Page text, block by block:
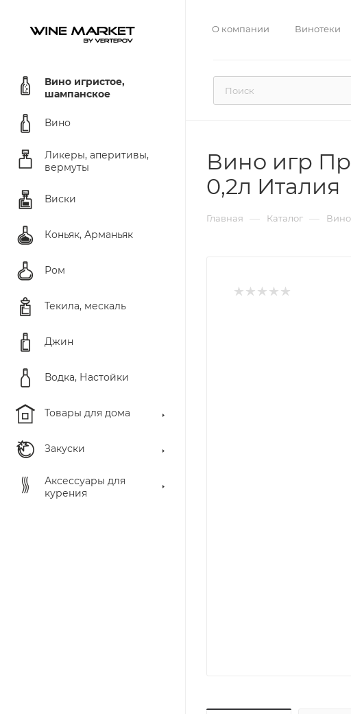
О компании Винотеки
Вино игристое,
шампанское
Вино
Ликеры, аперитивы,
вермуты
Виски
Коньяк, Арманьяк
Ром
Текила, мескаль
Джин
Водка, Настойки
Товары для дома
Закуски
Аксессуары для
курения
Вино игр
0,2л Италия
Главная — Каталог —